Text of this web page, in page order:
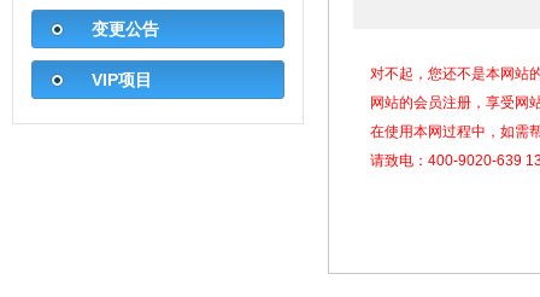
变更公告
VIP项目
对不起，您还不是本网站
网站的会员注册，享受网
在使用本网过程中，如需
请致电：400-9020-639